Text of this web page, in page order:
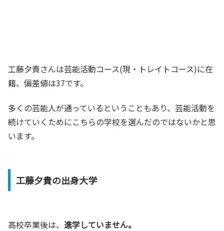
工藤夕貴さんは芸能活動コース(現・トレイトコース)に在
籍、偏差値は37です。
多くの芸能人が通っているということもあり、芸能活動を
続けていくためにこちらの学校を選んだのではないかと思
います。
工藤夕貴の出身大学
高校卒業後は、 進学していません。